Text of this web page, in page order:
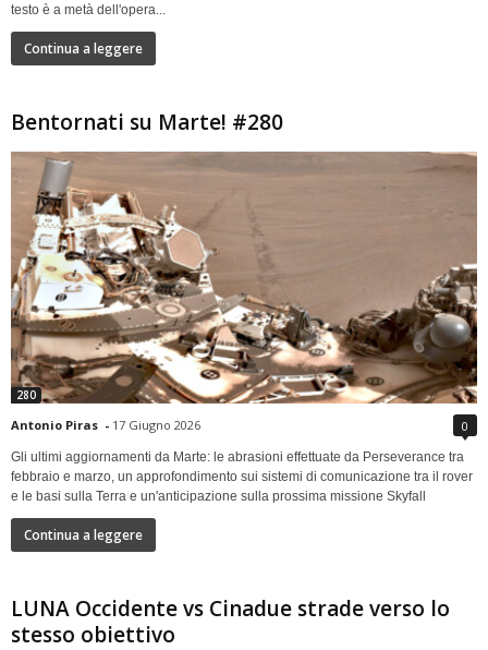
testo è a metà dell'opera...
Continua a leggere
Bentornati su Marte! #280
280
Antonio Piras - 17 Giugno 2026 0
Gli ultimi aggiornamenti da Marte: le abrasioni effettuate da Perseverance tra
febbraio e marzo, un approfondimento sui sistemi di comunicazione tra il rover
e le basi sulla Terra e un'anticipazione sulla prossima missione Skyfall
Continua a leggere
LUNA Occidente vs Cinadue strade verso lo
stesso obiettivo